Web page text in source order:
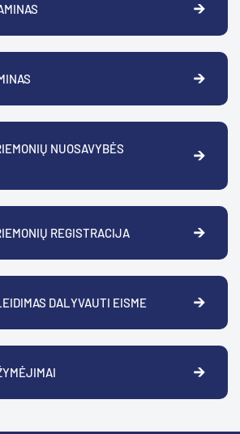
NUOSAVYBĖS
REGISTRACIJA
DALYVAUTI EISME